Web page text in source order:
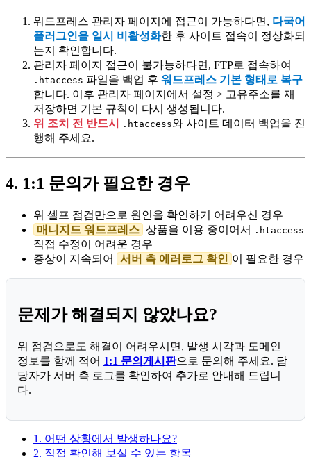
워드프레스 관리자 페이지에 접근이 가능하다면, 다국어
플러그인을 일시 비활성화한 후 사이트 접속이 정상화되
는지 확인합니다.
관리자 페이지 접근이 불가능하다면, FTP로 접속하여
.htaccess 파일을 백업 후 워드프레스 기본 형태로 복구
합니다. 이후 관리자 페이지에서 설정 > 고유주소를 재
저장하면 기본 규칙이 다시 생성됩니다.
위 조치 전 반드시
.htaccess와 사이트 데이터 백업을 진
행해 주세요.
4. 1:1 문의가 필요한 경우
위 셀프 점검만으로 원인을 확인하기 어려우신 경우
매니지드 워드프레스 상품을 이용 중이어서 .htaccess
직접 수정이 어려운 경우
증상이 지속되어
서버 측 에러로그 확인 이 필요한 경우
문제가 해결되지 않았나요?
위 점검으로도 해결이 어려우시면, 발생 시각과 도메인
정보를 함께 적어 1:1 문의게시판으로 문의해 주세요. 담
당자가 서버 측 로그를 확인하여 추가로 안내해 드립니
다.
1. 어떤 상황에서 발생하나요?
2. 직접 확인해 보실 수 있는 항목